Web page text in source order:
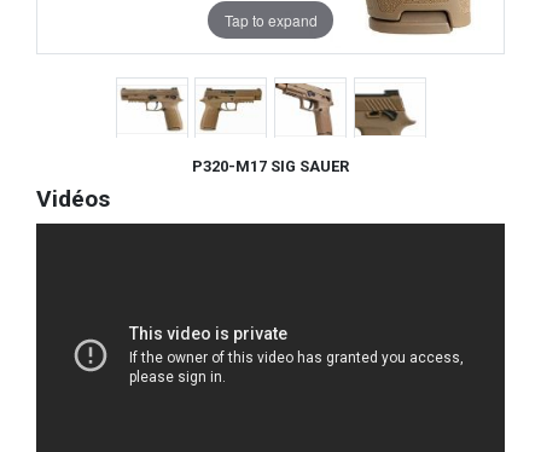
Tap to expand
P320-M17 SIG SAUER
Vidéos